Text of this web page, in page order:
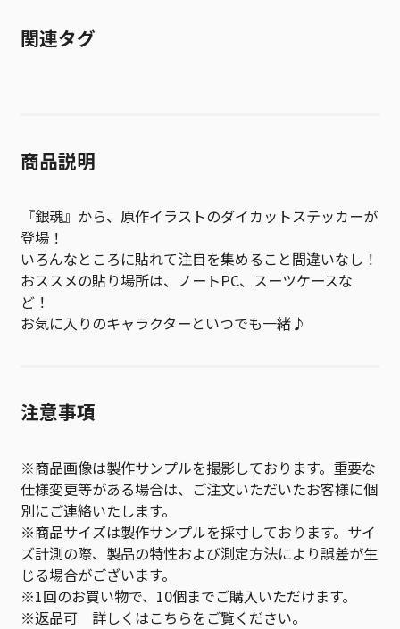
関連タグ
商品説明
『銀魂』から、原作イラストのダイカットステッカーが
登場！
いろんなところに貼れて注目を集めること間違いなし！
おススメの貼り場所は、ノートPC、スーツケースな
ど！
お気に入りのキャラクターといつでも一緒♪
注意事項
※商品画像は製作サンプルを撮影しております。重要な
仕様変更等がある場合は、ご注文いただいたお客様に個
別にご連絡いたします。
※商品サイズは製作サンプルを採寸しております。サイ
ズ計測の際、製品の特性および測定方法により誤差が生
じる場合がございます。
※1回のお買い物で、10個までご購入いただけます。
※返品可 詳しくはこちらをご覧ください。